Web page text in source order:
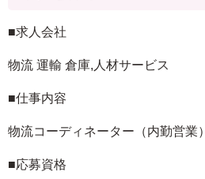
■求人会社
物流 運輸 倉庫,人材サービス
■仕事内容
物流コーディネーター（内勤営業）
■応募資格